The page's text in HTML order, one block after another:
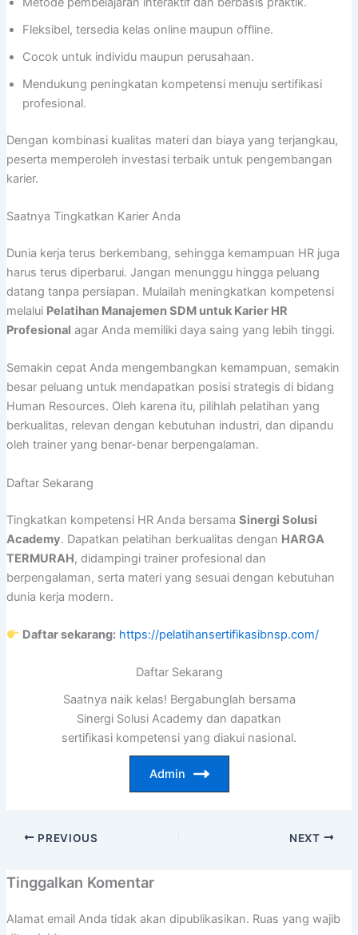
Fleksibel, tersedia kelas online maupun offline.
Cocok untuk individu maupun perusahaan.
Mendukung peningkatan kompetensi menuju sertifikasi
profesional.
Dengan kombinasi kualitas materi dan biaya yang terjangkau,
peserta memperoleh investasi terbaik untuk pengembangan
karier.
Saatnya Tingkatkan Karier Anda
Dunia kerja terus berkembang, sehingga kemampuan HR juga
harus terus diperbarui. Jangan menunggu hingga peluang
datang tanpa persiapan. Mulailah meningkatkan kompetensi
melalui Pelatihan Manajemen SDM untuk Karier HR
Profesional agar Anda memiliki daya saing yang lebih tinggi.
Semakin cepat Anda mengembangkan kemampuan, semakin
besar peluang untuk mendapatkan posisi strategis di bidang
Human Resources. Oleh karena itu, pilihlah pelatihan yang
berkualitas, relevan dengan kebutuhan industri, dan dipandu
oleh trainer yang benar-benar berpengalaman.
Daftar Sekarang
Tingkatkan kompetensi HR Anda bersama Sinergi Solusi
Academy. Dapatkan pelatihan berkualitas dengan HARGA
TERMURAH, didampingi trainer profesional dan
berpengalaman, serta materi yang sesuai dengan kebutuhan
dunia kerja modern.
Daftar sekarang: https://pelatihansertifikasibnsp.com/
Daftar Sekarang
Saatnya naik kelas! Bergabunglah bersama
Sinergi Solusi Academy dan dapatkan
sertifikasi kompetensi yang diakui nasional.
Admin
PREVIOUS NEXT
Tinggalkan Komentar
Alamat email Anda tidak akan dipublikasikan. Ruas yang wajib